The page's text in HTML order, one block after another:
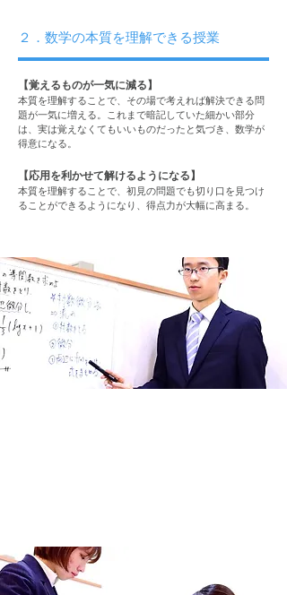
２．数学の本質を理解できる授業
【覚えるものが一気に減る】
本質を理解することで、その場で考えれば解決できる問
題が一気に増える。これまで暗記していた細かい部分
は、実は覚えなくてもいいものだったと気づき、数学が
得意になる。
【応用を利かせて解けるようになる】
本質を理解することで、初見の問題でも切り口を見つけ
ることができるようになり、得点力が大幅に高まる。